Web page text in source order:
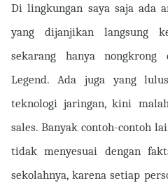
Di lingkungan saya saja ada
yang dijanjikan langsung
sekarang hanya
Legend. Ada juga yang
teknologi jaringan, kini
sales. Banyak contoh-contoh
tidak menyesuai dengan
sekolahnya, karena setiap